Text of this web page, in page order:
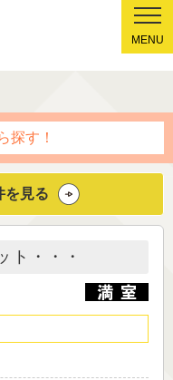
MENU
探す！
を見る
ト・・・